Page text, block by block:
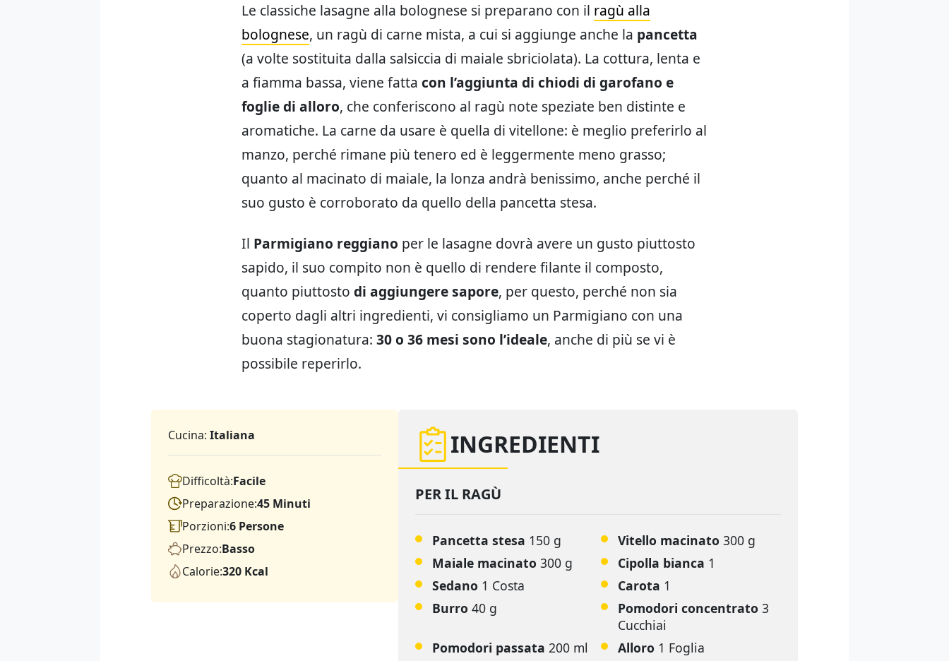
Le classiche lasagne alla bolognese si preparano con il ragù alla
bolognese, un ragù di carne mista, a cui si aggiunge anche la pancetta
(a volte sostituita dalla salsiccia di maiale sbriciolata). La cottura, lenta e
a fiamma bassa, viene fatta con l’aggiunta di chiodi di garofano e
foglie di alloro, che conferiscono al ragù note speziate ben distinte e
aromatiche. La carne da usare è quella di vitellone: è meglio preferirlo al
manzo, perché rimane più tenero ed è leggermente meno grasso;
quanto al macinato di maiale, la lonza andrà benissimo, anche perché il
suo gusto è corroborato da quello della pancetta stesa.
Il Parmigiano reggiano per le lasagne dovrà avere un gusto piuttosto
sapido, il suo compito non è quello di rendere filante il composto,
quanto piuttosto di aggiungere sapore, per questo, perché non sia
coperto dagli altri ingredienti, vi consigliamo un Parmigiano con una
buona stagionatura: 30 o 36 mesi sono l’ideale, anche di più se vi è
possibile reperirlo.
Cucina: Italiana
Difficoltà:Facile
Preparazione:45 Minuti
Porzioni:6 Persone
Prezzo:Basso
Calorie:320 Kcal
INGREDIENTI
PER IL RAGÙ
Pancetta stesa 150 g Vitello macinato 300 g
Maiale macinato 300 g Cipolla bianca 1
Sedano 1 Costa Carota 1
Burro 40 g Pomodori concentrato 3
Cucchiai
Pomodori passata 200 ml Alloro 1 Foglia